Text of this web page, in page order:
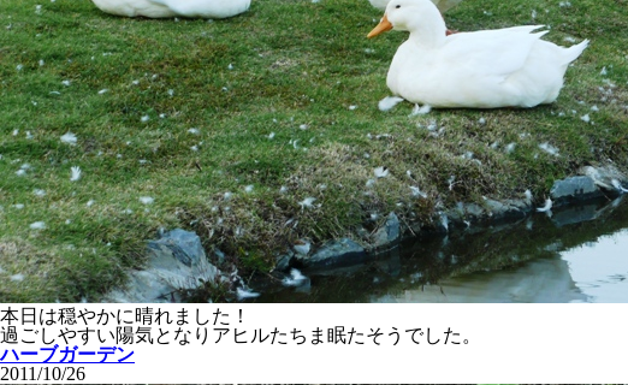
本日は穏やかに晴れました！
過ごしやすい陽気となりアヒルたちま眠たそうでした。
ハーブガーデン
2011/10/26